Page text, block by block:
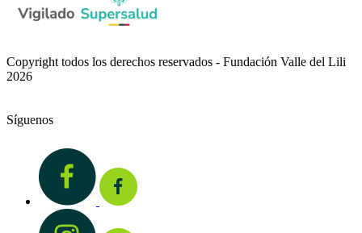
Copyright todos los derechos reservados - Fundación Valle del Lili
2026
Síguenos